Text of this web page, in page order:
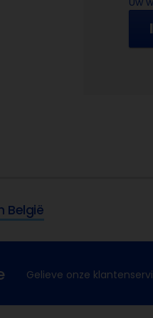
België
Gelieve onze